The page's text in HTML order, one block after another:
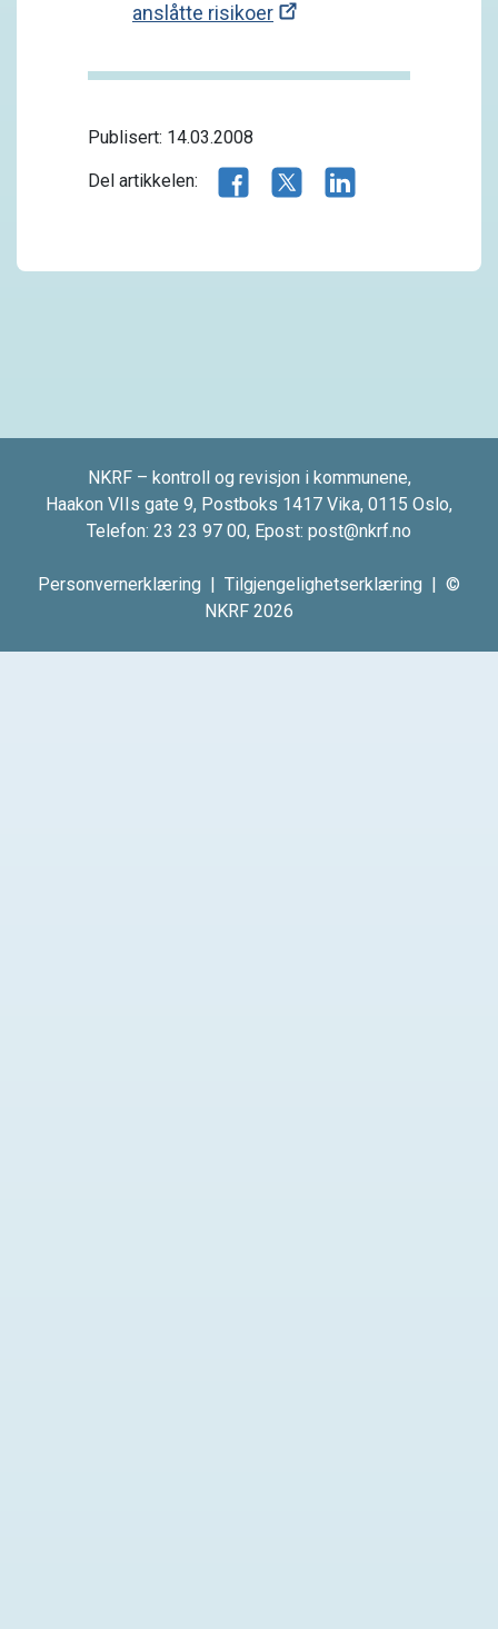
anslåtte risikoer
Publisert: 14.03.2008
Del artikkelen: Del artikkelen på Facebook
Del artikkelen på X.com
NKRF – kontroll og revisjon i kommunene,
Haakon VIIs gate 9, Postboks 1417 Vika, 0115 Oslo,
Telefon: 23 23 97 00, Epost: post@nkrf.no
Personvernerklæring | Tilgjengelighetserklæring | ©
NKRF 2026